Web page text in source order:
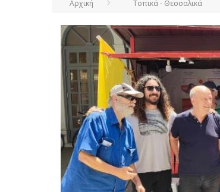
Αρχική Τοπικά - Θεσσαλικά